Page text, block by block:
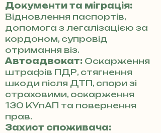
Документи та міграція:
Відновлення паспортів,
допомога з легалізацією за
кордоном, супровід
отримання віз.
Автоадвокат: Оскарження
штрафів ПДР, стягнення
шкоди після ДТП, спори зі
страховими, оскарження
130 КУпАП та повернення
прав.
Захист споживача: